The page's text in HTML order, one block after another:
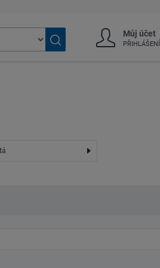
Vyhledat
Můj účet
PŘIHLÁŠENÍ